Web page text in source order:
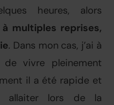
heures, alors
multiples reprises,
. Dans mon cas, j’ai à
vivre pleinement
il a été rapide et
allaiter lors de la